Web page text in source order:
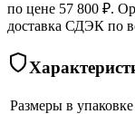
по цене 57 800 ₽.
доставка СДЭК по
Размеры в